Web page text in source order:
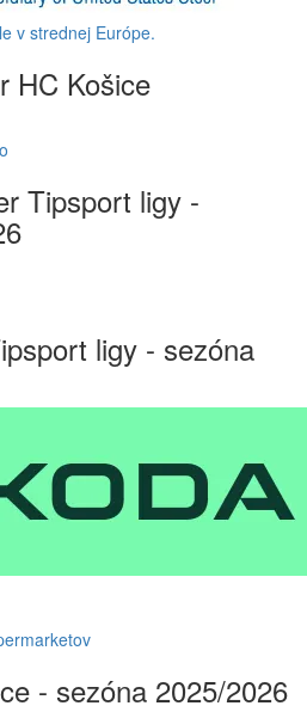
v strednej Európe.
HC Košice
Tipsport ligy -
ligy - sezóna
- sezóna 2025/2026